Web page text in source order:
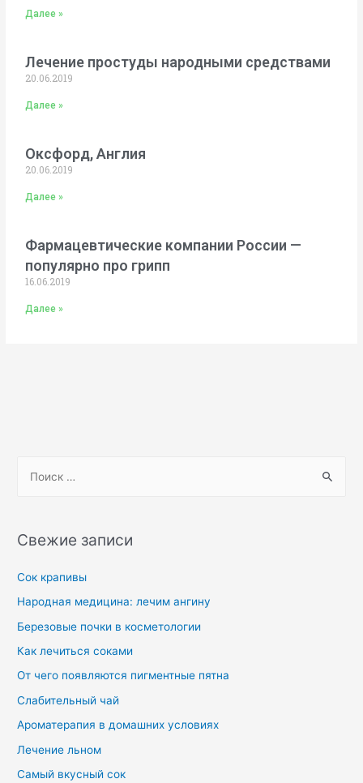
Далее »
Лечение простуды народными средствами
20.06.2019
Далее »
Оксфорд, Англия
20.06.2019
Далее »
Фармацевтические компании России —
популярно про грипп
16.06.2019
Далее »
Свежие записи
Сок крапивы
Народная медицина: лечим ангину
Березовые почки в косметологии
Как лечиться соками
От чего появляются пигментные пятна
Слабительный чай
Ароматерапия в домашних условиях
Лечение льном
Самый вкусный сок